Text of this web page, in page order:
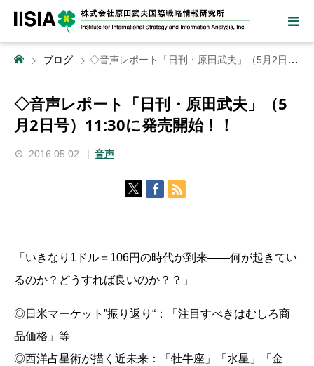
ブログ ◇音声レポート「日刊・原田武夫」（5月2日号）11:30に発売開始！！
◇音声レポート「日刊・原田武夫」（5
月2日号）11:30に発売開始！！
2016.05.02 音声
「いきなり1ドル＝106円の時代が到来――何が起きてい
るのか？どうすれば良いのか？？」
◎日米マーケット”振り返り“：「注目すべきはむしろ商
品価格」等
◎西洋占星術が描く近未来：「牡牛座」「水星」「金